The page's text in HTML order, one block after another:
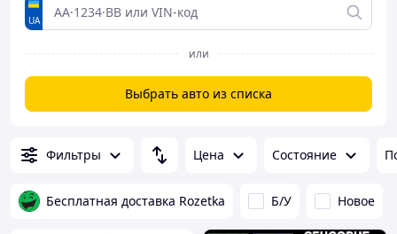
UA
или
Выбрать авто из списка
Фильтры Цена Состояние
Бесплатная доставка Rozetka Б/У Новое